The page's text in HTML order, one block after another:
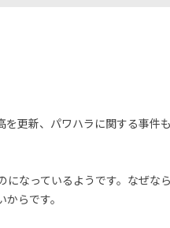
更新、パワハラに関する事件
なっているようです。なぜなら
らです。